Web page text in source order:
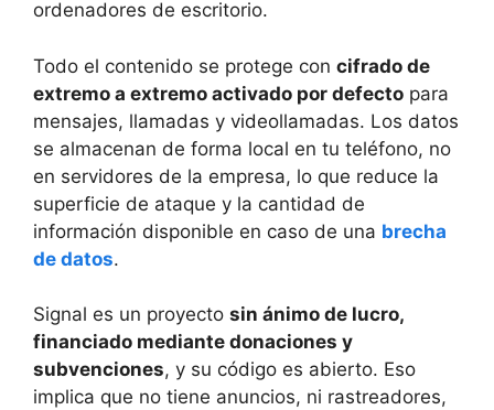
ordenadores de escritorio.
Todo el contenido se protege con cifrado de
extremo a extremo activado por defecto para
mensajes, llamadas y videollamadas. Los datos
se almacenan de forma local en tu teléfono, no
en servidores de la empresa, lo que reduce la
superficie de ataque y la cantidad de
información disponible en caso de una brecha
de datos.
Signal es un proyecto sin ánimo de lucro,
financiado mediante donaciones y
subvenciones, y su código es abierto. Eso
implica que no tiene anuncios, ni rastreadores,